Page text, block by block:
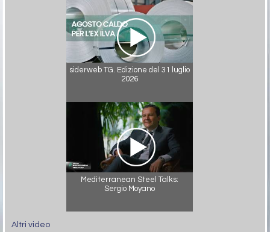
siderweb TG. Edizione del 31 luglio
2026
Mediterranean Steel Talks:
Sergio Moyano
Altri video